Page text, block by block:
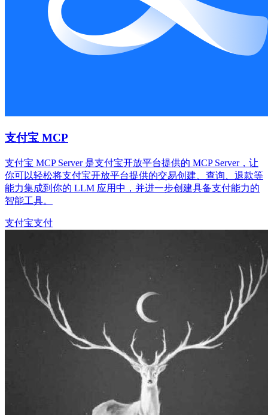
支付宝 MCP
支付宝 MCP Server 是支付宝开放平台提供的 MCP Server，让
你可以轻松将支付宝开放平台提供的交易创建、查询、退款等
能力集成到你的 LLM 应用中，并进一步创建具备支付能力的
智能工具。
支付宝支付